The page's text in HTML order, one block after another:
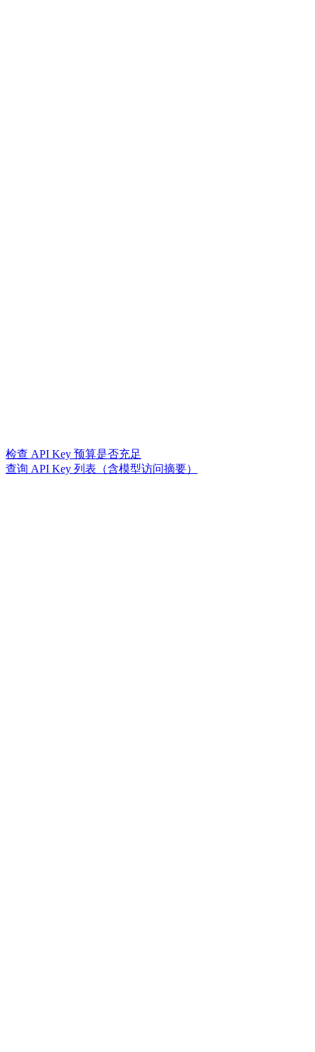
检查 API Key 预算是否充足
查询 API Key 列表（含模型访问摘要）